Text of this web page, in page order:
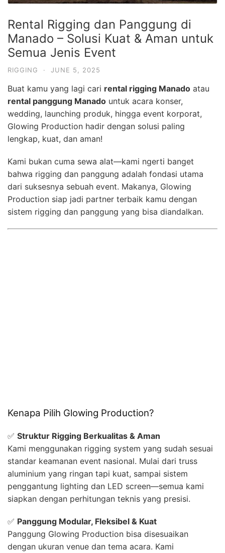
Rental Rigging dan Panggung di
Manado – Solusi Kuat & Aman untuk
Semua Jenis Event
RIGGING · JUNE 5, 2025
Buat kamu yang lagi cari rental rigging Manado atau
rental panggung Manado untuk acara konser,
wedding, launching produk, hingga event korporat,
Glowing Production hadir dengan solusi paling
lengkap, kuat, dan aman!
Kami bukan cuma sewa alat—kami ngerti banget
bahwa rigging dan panggung adalah fondasi utama
dari suksesnya sebuah event. Makanya, Glowing
Production siap jadi partner terbaik kamu dengan
sistem rigging dan panggung yang bisa diandalkan.
Kenapa Pilih Glowing Production?
✅ Struktur Rigging Berkualitas & Aman
Kami menggunakan rigging system yang sudah sesuai
standar keamanan event nasional. Mulai dari truss
aluminium yang ringan tapi kuat, sampai sistem
penggantung lighting dan LED screen—semua kami
siapkan dengan perhitungan teknis yang presisi.
✅ Panggung Modular, Fleksibel & Kuat
Panggung Glowing Production bisa disesuaikan
dengan ukuran venue dan tema acara. Kami